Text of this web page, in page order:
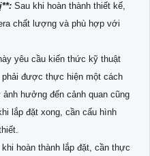
Sau khi hoàn thành thiết kế,
chất lượng và phù hợp với
yêu cầu kiến thức kỹ thuật
được thực hiện một cách
hưởng đến cảnh quan cũng
lắp đặt xong, cần cấu hình
khi hoàn thành lắp đặt, cần thực